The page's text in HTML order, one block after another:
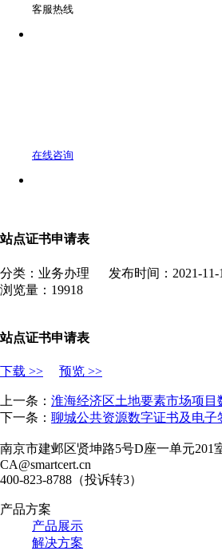
客服热线
在线咨询
站点证书申请表
分类：业务办理
发布时间：2021-11-
浏览量：19918
站点证书申请表
下载 >> 预览 >>
上一条： 淮海经济区土地要素市场项目
下一条： 聊城公共资源数字证书及电子
南京市建邺区贤坤路5号D座一单元201
CA@smartcert.cn
400-823-8788（投诉转3）
产品方案
产品展示
解决方案